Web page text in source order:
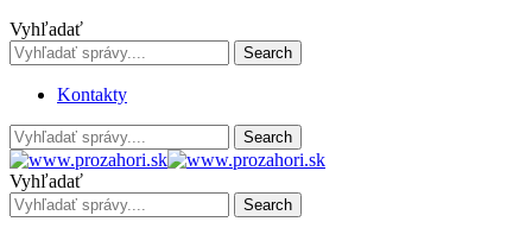
Vyhľadať
Kontakty
Vyhľadať